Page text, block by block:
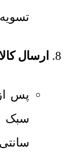
ارسال کالا
پس